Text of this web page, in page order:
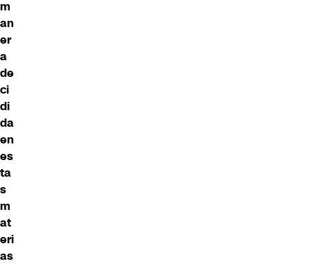
m
an
er
a
de
ci
di
da
en
es
ta
s
m
at
eri
as